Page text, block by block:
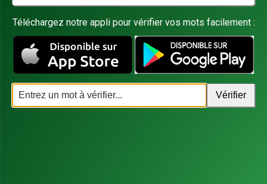
Téléchargez notre appli pour vérifier vos mots facilement :